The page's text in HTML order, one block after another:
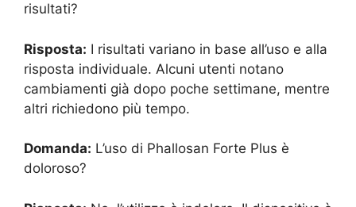
risultati?
Risposta: I risultati variano in base all’uso e alla
risposta individuale. Alcuni utenti notano
cambiamenti già dopo poche settimane, mentre
altri richiedono più tempo.
Domanda: L’uso di Phallosan Forte Plus è
doloroso?